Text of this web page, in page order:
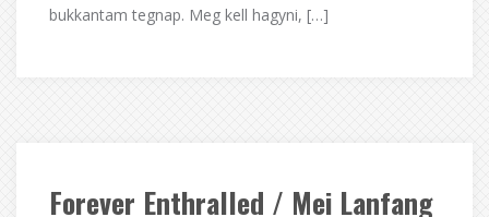
bukkantam tegnap. Meg kell hagyni, […]
Forever Enthralled / Mei Lanfang